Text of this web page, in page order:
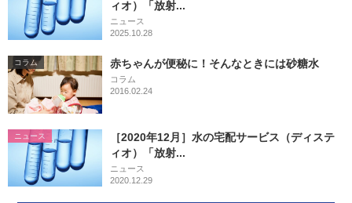
ィオ）「放射...
ニュース
2025.10.28
コラム 赤ちゃんが便秘に！そんなときには砂糖水
コラム
2016.02.24
ニュース
［2020年12月］水の宅配サービス（ディステ
ィオ）「放射...
ニュース
2020.12.29